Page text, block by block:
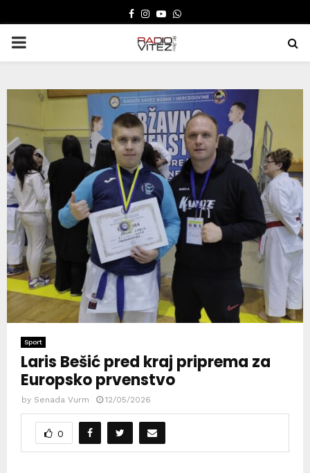
FACEBOOK
INSTAGRAM
YOUTUBE
WHATSAPP
PRIMARY
Sport
Laris Bešić pred kraj priprema za
Europsko prvenstvo
by Senada Vurm 12/05/2026
0